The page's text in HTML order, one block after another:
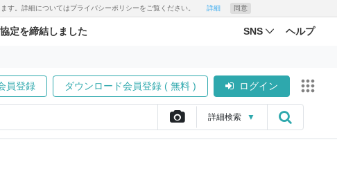
す。詳細についてはプライバシーポリシーをご覧ください。 詳細 同意
定を締結しました SNS ヘルプ
員登録 ダウンロード会員登録 ( 無料 ) ログイン
詳細検索 ▼